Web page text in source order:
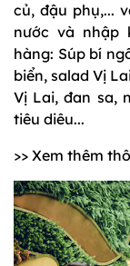
củ, đậu phụ,...
nước và nhập
hàng: Súp bí
biển, salad Vị
Vị Lai, đan sa,
tiêu diêu...
>> Xem thêm